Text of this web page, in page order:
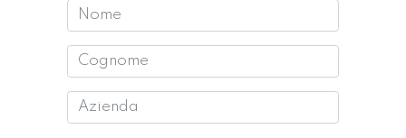
Nome
Cognome
Azienda